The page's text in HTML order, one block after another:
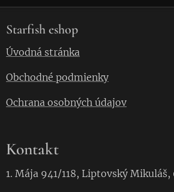
Starfish eshop
Úvodná stránka
Obchodné podmienky
Ochrana osobných údajov
Kontakt
1. Mája 941/118, Liptovský Mikuláš,